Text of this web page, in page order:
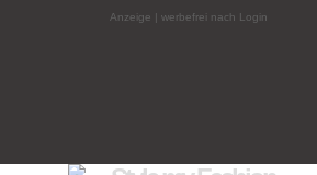
Anzeige | werbefrei nach Login